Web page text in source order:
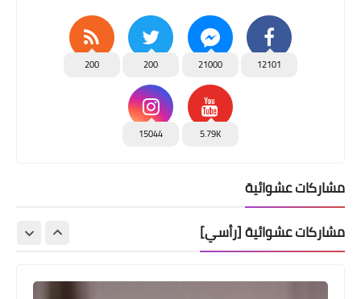
12101
21000
200
200
5.79K
15044
مشاركات عشوائية
مشاركات عشوائية [رأسي]